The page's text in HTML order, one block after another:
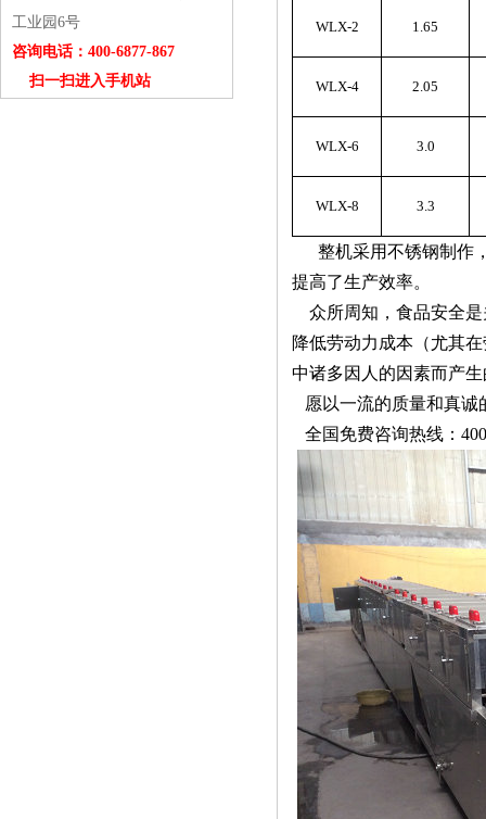
工业园6号
咨询电话：400-6877-867
扫一扫进入手机站
WLX-2 1.65
WLX-4 2.05
WLX-6 3.0
WLX-8 3.3
整机采用不锈钢制作
提高了生产效率。
众所周知，食品安全
降低劳动力成本（尤其
中诸多因人的因素而产
愿以一流的质量和真
全国免费咨询热线：